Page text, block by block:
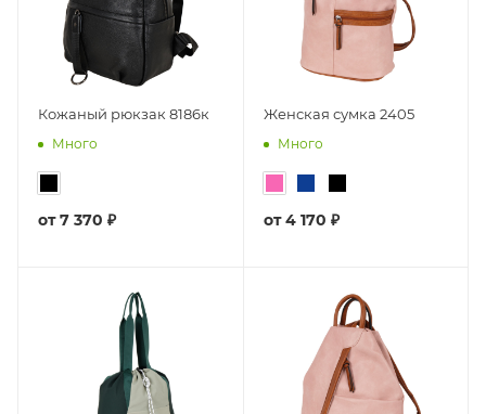
Кожаный рюкзак 8186к
Много
от7 370 ₽
Женская сумка 2405
Много
от4 170 ₽